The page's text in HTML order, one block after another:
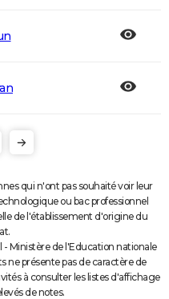
qui n'ont pas souhaité voir leur
ou bac professionnel
de l'établissement d'origine du
- Ministère de l'Education nationale
ne présente pas de caractère de
à consulter les listes d'affichage
de notes.